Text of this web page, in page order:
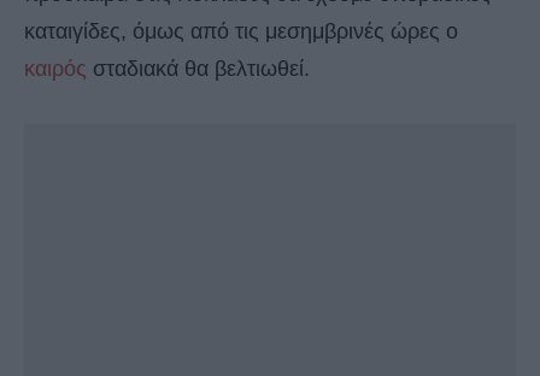
καταιγίδες, όμως από τις μεσημβρινές ώρες ο
καιρός σταδιακά θα βελτιωθεί.